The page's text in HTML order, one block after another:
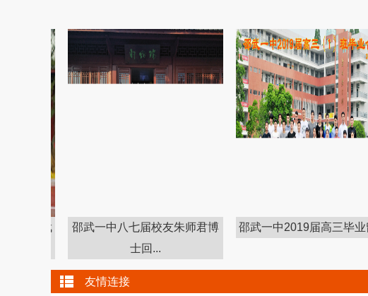
邵武一中八七届校友朱师君博
士回...
邵武一中2019届高三毕业留影
友情连接